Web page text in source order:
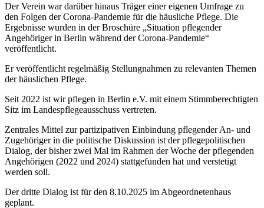
Der Verein war darüber hinaus Träger einer eigenen Umfrage zu
den Folgen der Corona-Pandemie für die häusliche Pflege. Die
Ergebnisse wurden in der Broschüre „Situation pflegender
Angehöriger in Berlin während der Corona-Pandemie“
veröffentlicht.
Er veröffentlicht regelmäßig Stellungnahmen zu relevanten Themen
der häuslichen Pflege.
Seit 2022 ist wir pflegen in Berlin e.V. mit einem Stimmberechtigten
Sitz im Landespflegeausschuss vertreten.
Zentrales Mittel zur partizipativen Einbindung pflegender An- und
Zugehöriger in die politische Diskussion ist der pflegepolitischen
Dialog, der bisher zwei Mal im Rahmen der Woche der pflegenden
Angehörigen (2022 und 2024) stattgefunden hat und verstetigt
werden soll.
Der dritte Dialog ist für den 8.10.2025 im Abgeordnetenhaus
geplant.